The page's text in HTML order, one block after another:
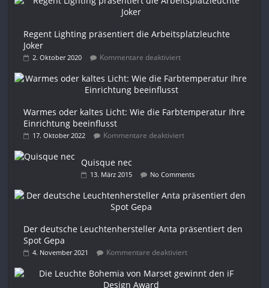
Regent Lighting präsentiert die Arbeitsplatzleuchte
Joker
2. Oktober 2020 Kommentare deaktiviert
Warmes oder kaltes Licht: Wie die Farbtemperatur Ihre
Einrichtung beeinflusst
17. Oktober 2022 Kommentare deaktiviert
Quisque nec
13. März 2015 No Comments
Der deutsche Leuchtenhersteller Anta präsentiert den
Spot Gepa
4. November 2021 Kommentare deaktiviert